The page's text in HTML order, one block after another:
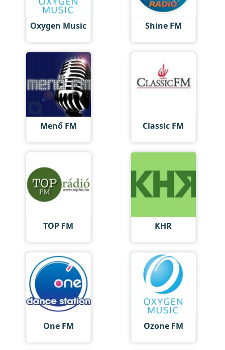
Oxygen Music Shine FM
Menő FM Classic FM
TOP FM KHR
One FM Ozone FM